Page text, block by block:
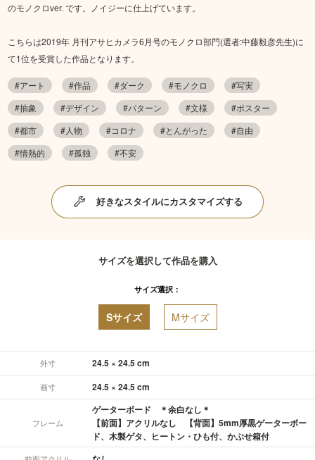
のモノクロver. です。ノイジーに仕上げています。
こちらは2019年 月刊アサヒカメラ6月号のモノクロ部門(選者:中藤毅彦先生)に
て1位を受賞した作品となります。
#アート #作品 #ダーク #モノクロ
#写実
#抽象
#デザイン #パターン #文様
#ポスター
#都市
#人物 #コロナ #とんがった
#自由
#情熱的
#孤独 #不安
好きなスタイルにカスタマイズする
サイズを選択して作品を購入
サイズ選択：
Sサイズ Mサイズ
外寸 24.5 × 24.5 cm
画寸 24.5 × 24.5 cm
フレーム
ゲーターボード ＊余白なし＊
【前面】アクリルなし 【背面】5mm厚黒ゲーターボー
ド、木製ゲタ、ヒートン・ひも付、かぶせ箱付